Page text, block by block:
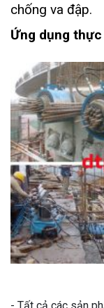
chống va đập.
Ứng dụng thực